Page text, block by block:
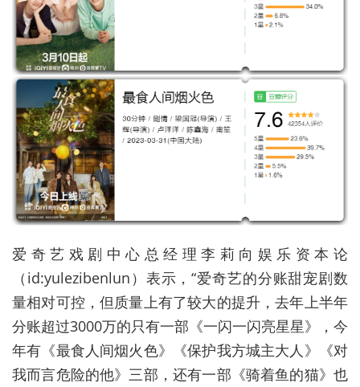
爱奇艺戏剧中心总经理李莉向娱乐资本论
（id:yulezibenlun）表示，“爱奇艺的分账甜宠剧数
量相对可控，但质量上有了较大的提升，去年上半年
分账超过3000万的只有一部《一闪一闪亮星星》，今
年有《最食人间烟火色》《保护我方城主大人》《对
我而言危险的他》三部，还有一部《骑着鱼的猫》也